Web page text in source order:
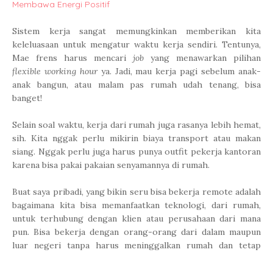
Membawa Energi Positif
Sistem kerja sangat memungkinkan memberikan kita
keleluasaan untuk mengatur waktu kerja sendiri. Tentunya,
Mae frens harus mencari job yang menawarkan pilihan
flexible working hourya. Jadi, mau kerja pagi sebelum anak-
anak bangun, atau malam pas rumah udah tenang, bisa
banget!
Selain soal waktu, kerja dari rumah juga rasanya lebih hemat,
sih. Kita nggak perlu mikirin biaya transport atau makan
siang. Nggak perlu juga harus punya outfit pekerja kantoran
karena bisa pakai pakaian senyamannya di rumah.
Buat saya pribadi, yang bikin seru bisa bekerja remote adalah
bagaimana kita bisa memanfaatkan teknologi, dari rumah,
untuk terhubung dengan klien atau perusahaan dari mana
pun. Bisa bekerja dengan orang-orang dari dalam maupun
luar negeri tanpa harus meninggalkan rumah dan tetap